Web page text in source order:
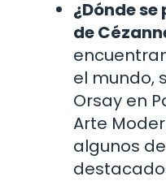
¿Dónde
de
el mundo,
Orsay en
Arte
algunos